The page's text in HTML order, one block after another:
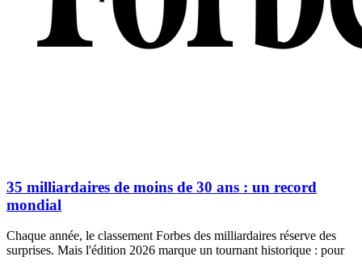
35 milliardaires de moins de 30 ans : un record
mondial
Chaque année, le classement Forbes des milliardaires réserve des
surprises. Mais l'édition 2026 marque un tournant historique : pour